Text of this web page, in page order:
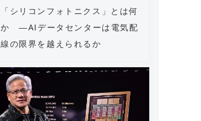
「シリコンフォトニクス」とは何
か ―AIデータセンターは電気配
線の限界を越えられるか